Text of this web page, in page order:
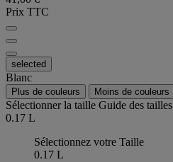
Prix TTC
selected
Blanc
Plus de couleurs Moins de couleurs
Sélectionner la taille Guide des tailles
0.17 L
Sélectionnez votre Taille
0.17 L